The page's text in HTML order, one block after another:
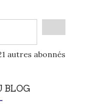
autres abonnés
BLOG